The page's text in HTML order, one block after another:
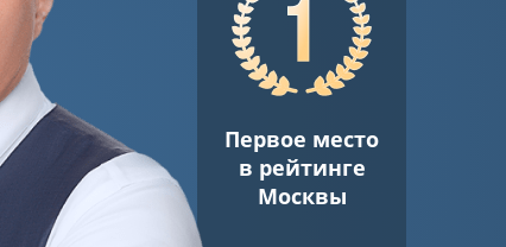
Первое место
в рейтинге
Москвы